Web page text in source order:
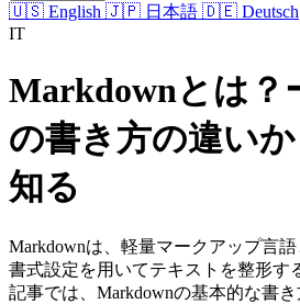
🇺🇸 English 🇯🇵 日本語 🇩🇪 Deutsch
IT
Markdownとは？
の書き方の違い
知る
Markdownは、軽量マークアップ言
書式設定を用いてテキストを整形す
記事では、Markdownの基本的な書